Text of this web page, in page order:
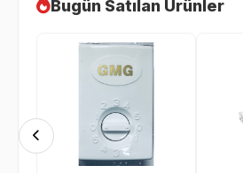
Bugün Satılan Ürünler